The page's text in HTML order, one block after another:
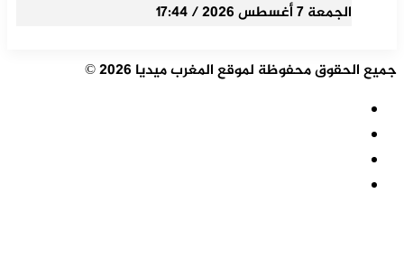
الجمعة 7 أغسطس 2026 / 17:44
جميع الحقوق محفوظة لموقع المغرب ميديا 2026 ©